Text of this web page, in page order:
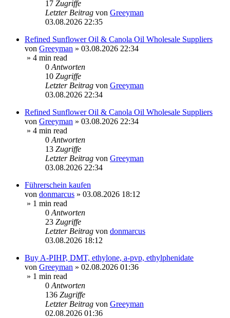
17 Zugriffe
Letzter Beitrag von Greeyman
03.08.2026 22:35
Refined Sunflower Oil & Canola Oil Wholesale Suppliers
von Greeyman » 03.08.2026 22:34
» 4 min read
0 Antworten
10 Zugriffe
Letzter Beitrag von Greeyman
03.08.2026 22:34
Refined Sunflower Oil & Canola Oil Wholesale Suppliers
von Greeyman » 03.08.2026 22:34
» 4 min read
0 Antworten
13 Zugriffe
Letzter Beitrag von Greeyman
03.08.2026 22:34
Führerschein kaufen
von donmarcus » 03.08.2026 18:12
» 1 min read
0 Antworten
23 Zugriffe
Letzter Beitrag von donmarcus
03.08.2026 18:12
Buy A-PIHP, DMT, ethylone, a-pvp, ethylphenidate
von Greeyman » 02.08.2026 01:36
» 1 min read
0 Antworten
136 Zugriffe
Letzter Beitrag von Greeyman
02.08.2026 01:36